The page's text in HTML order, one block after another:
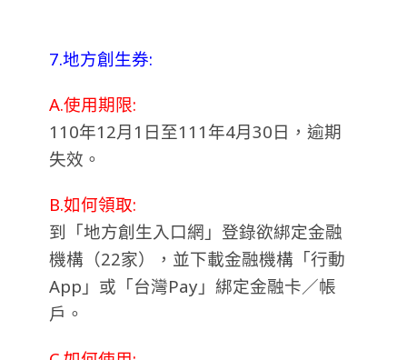
7.地方創生券:
A.使用期限:
110年12月1日至111年4月30日，逾期
失效。
B.如何領取:
到「地方創生入口網」登錄欲綁定金融
機構（22家），並下載金融機構「行動
App」或「台灣Pay」綁定金融卡／帳
戶。